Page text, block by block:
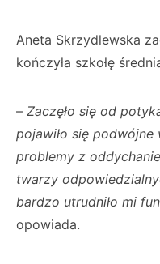
Aneta Skrzydlewska
kończyła szkołę
– Zaczęło się od
pojawiło się
problemy z
twarzy
bardzo utrudniło mi
opowiada.